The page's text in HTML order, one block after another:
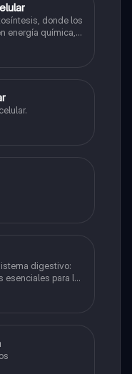
donde los
energía química, y
para el flujo de
digestivo:
esenciales para la